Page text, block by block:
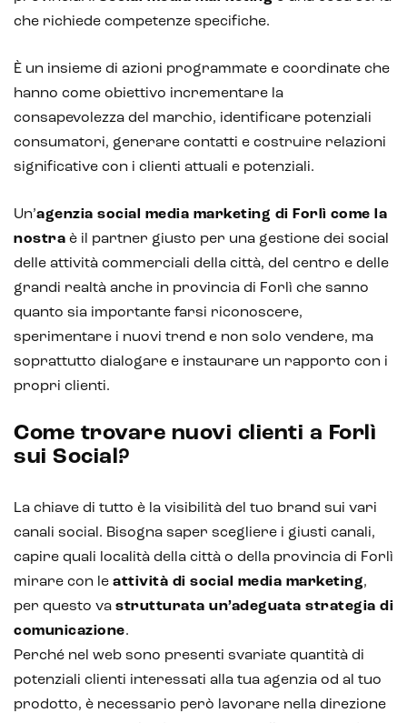
che richiede competenze specifiche.
È un insieme di azioni programmate e coordinate che
hanno come obiettivo incrementare la
consapevolezza del marchio, identificare potenziali
consumatori, generare contatti e costruire relazioni
significative con i clienti attuali e potenziali.
Un’agenzia social media marketing di Forlì come la
nostra è il partner giusto per una gestione dei social
delle attività commerciali della città, del centro e delle
grandi realtà anche in provincia di Forlì che sanno
quanto sia importante farsi riconoscere,
sperimentare i nuovi trend e non solo vendere, ma
soprattutto dialogare e instaurare un rapporto con i
propri clienti.
Come trovare nuovi clienti a Forlì
sui Social?
La chiave di tutto è la visibilità del tuo brand sui vari
canali social. Bisogna saper scegliere i giusti canali,
capire quali località della città o della provincia di Forlì
mirare con le attività di social media marketing,
per questo va strutturata un’adeguata strategia di
comunicazione.
Perché nel web sono presenti svariate quantità di
potenziali clienti interessati alla tua agenzia od al tuo
prodotto, è necessario però lavorare nella direzione